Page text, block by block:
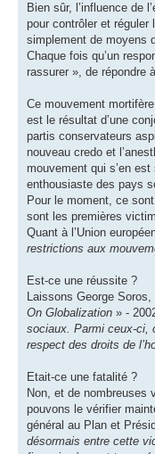
Bien sûr, l’influence de
pour contrôler et réguler
simplement de moyens
Chaque fois qu’un
rassurer », de répondre
Ce mouvement
est le résultat d’une
partis conservateurs
nouveau credo et
mouvement qui s’en
enthousiaste des pays
Pour le moment, ce
sont les premières
Quant à l’Union
restrictions aux
Est-ce une réussite ?
Laissons George
On Globalization » -
sociaux. Parmi ceux-ci,
respect des droits de
Etait-ce une fatalité ?
Non, et de nombreuses
pouvons le vérifier
général au Plan et
désormais entre cette